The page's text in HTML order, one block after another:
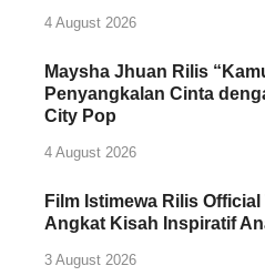
4 August 2026
Maysha Jhuan Rilis
Penyangkalan Cinta
City Pop
4 August 2026
Film Istimewa Rilis
Angkat Kisah Inspiratif
3 August 2026